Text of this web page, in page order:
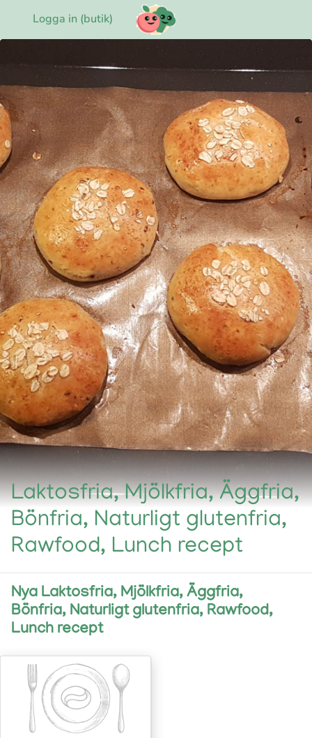
Logga in (butik)
Laktosfria, Mjölkfria, Äggfria,
Bönfria, Naturligt glutenfria,
Rawfood, Lunch recept
Nya Laktosfria, Mjölkfria, Äggfria,
Bönfria, Naturligt glutenfria, Rawfood,
Lunch recept